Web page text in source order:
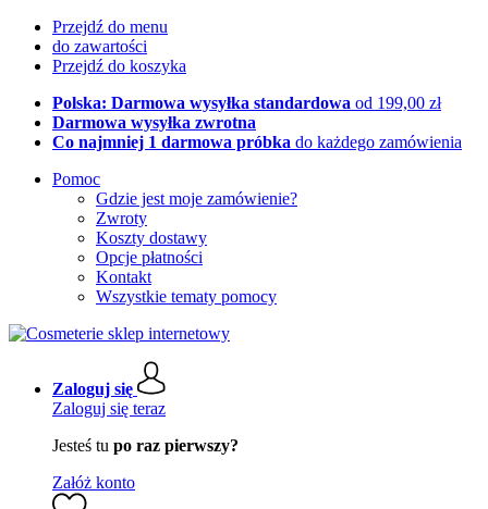
Przejdź do menu
do zawartości
Przejdź do koszyka
Polska: Darmowa wysyłka standardowa od 199,00 zł
Darmowa wysyłka zwrotna
Co najmniej 1 darmowa próbka do każdego zamówienia
Pomoc
Gdzie jest moje zamówienie?
Zwroty
Koszty dostawy
Opcje płatności
Kontakt
Wszystkie tematy pomocy
Zaloguj się
Zaloguj się teraz
Jesteś tu po raz pierwszy?
Załóż konto